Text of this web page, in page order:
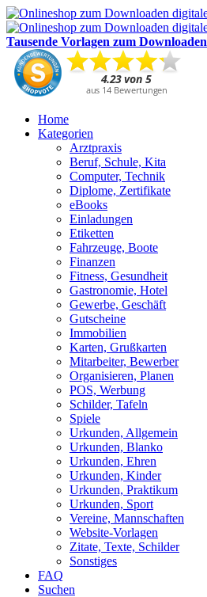
Tausende Vorlagen zum Downloaden
Home
Kategorien
Arztpraxis
Beruf, Schule, Kita
Computer, Technik
Diplome, Zertifikate
eBooks
Einladungen
Etiketten
Fahrzeuge, Boote
Finanzen
Fitness, Gesundheit
Gastronomie, Hotel
Gewerbe, Geschäft
Gutscheine
Immobilien
Karten, Grußkarten
Mitarbeiter, Bewerber
Organisieren, Planen
POS, Werbung
Schilder, Tafeln
Spiele
Urkunden, Allgemein
Urkunden, Blanko
Urkunden, Ehren
Urkunden, Kinder
Urkunden, Praktikum
Urkunden, Sport
Vereine, Mannschaften
Website-Vorlagen
Zitate, Texte, Schilder
Sonstiges
FAQ
Suchen